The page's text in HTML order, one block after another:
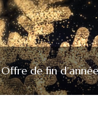
Offre de fin d’année